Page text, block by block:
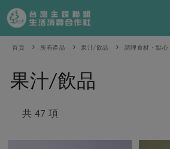
產品分類
當季蔬果
一籃菜
芽苗類
食譜料理
首頁 所有產品 果汁/飲品 調理食材・點心
果汁/飲品
共 47 項